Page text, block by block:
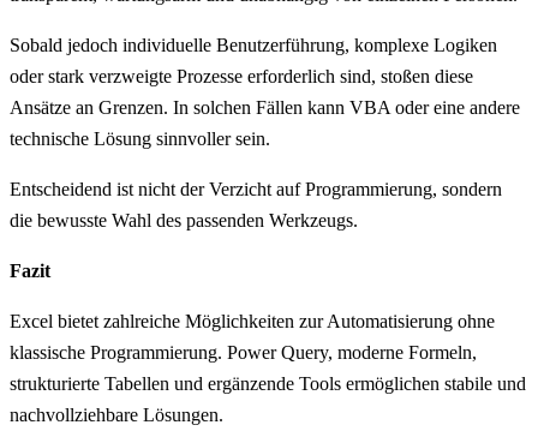
Sobald jedoch individuelle Benutzerführung, komplexe Logiken
oder stark verzweigte Prozesse erforderlich sind, stoßen diese
Ansätze an Grenzen. In solchen Fällen kann VBA oder eine andere
technische Lösung sinnvoller sein.
Entscheidend ist nicht der Verzicht auf Programmierung, sondern
die bewusste Wahl des passenden Werkzeugs.
Fazit
Excel bietet zahlreiche Möglichkeiten zur Automatisierung ohne
klassische Programmierung. Power Query, moderne Formeln,
strukturierte Tabellen und ergänzende Tools ermöglichen stabile und
nachvollziehbare Lösungen.